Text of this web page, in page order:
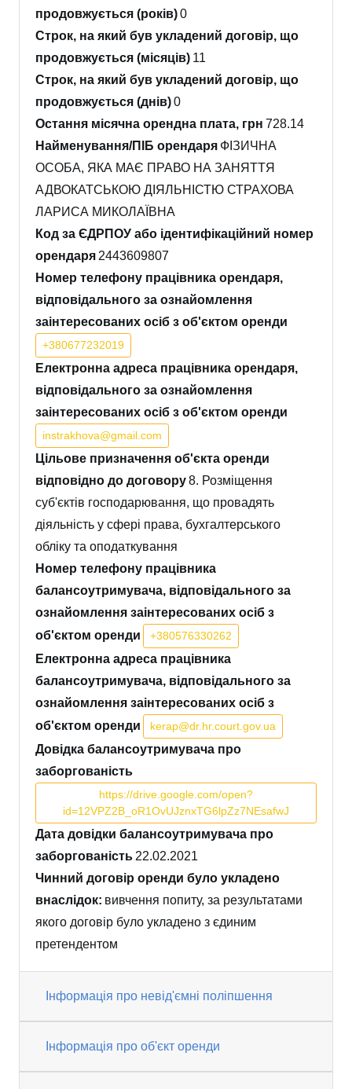
продовжується (років)0
Строк, на який був укладений договір, що
продовжується (місяців) 11
Строк, на який був укладений договір, що
продовжується (днів)0
Остання місячна орендна плата, грн 728.14
Найменування/ПІБ орендаря ФІЗИЧНА
ОСОБА, ЯКА МАЄ ПРАВО НА ЗАНЯТТЯ
АДВОКАТСЬКОЮ ДІЯЛЬНІСТЮ СТРАХОВА
ЛАРИСА МИКОЛАЇВНА
Код за ЄДРПОУ або ідентифікаційний номер
орендаря 2443609807
Номер телефону працівника орендаря,
відповідального за ознайомлення
заінтересованих осіб з об'єктом оренди
+380677232019
Електронна адреса працівника орендаря,
відповідального за ознайомлення
заінтересованих осіб з об'єктом оренди
instrakhova@gmail.com
Цільове призначення об'єкта оренди
відповідно до договору8. Розміщення
суб'єктів господарювання, що провадять
діяльність у сфері права, бухгалтерського
обліку та оподаткування
Номер телефону працівника
балансоутримувача, відповідального за
ознайомлення заінтересованих осіб з
об'єктом оренди
+380576330262
Електронна адреса працівника
балансоутримувача, відповідального за
ознайомлення заінтересованих осіб з
об'єктом оренди
kerap@dr.hr.court.gov.ua
Довідка балансоутримувача про
заборгованість
https://drive.google.com/open?
id=12VPZ2B_oR1OvUJznxTG6lpZz7NEsafwJ
Дата довідки балансоутримувача про
заборгованість 22.02.2021
Чинний договір оренди було укладено
внаслідок: вивчення попиту, за результатами
якого договір було укладено з єдиним
претендентом
Інформація про невід'ємні поліпшення
Інформація про об'єкт оренди